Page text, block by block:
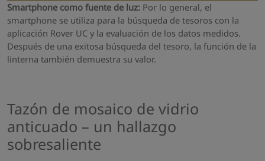
Smartphone como fuente de luz: Por lo general, el
smartphone se utiliza para la búsqueda de tesoros con la
aplicación Rover UC y la evaluación de los datos medidos.
Después de una exitosa búsqueda del tesoro, la función de la
linterna también demuestra su valor.
Tazón de mosaico de vidrio
anticuado – un hallazgo
sobresaliente